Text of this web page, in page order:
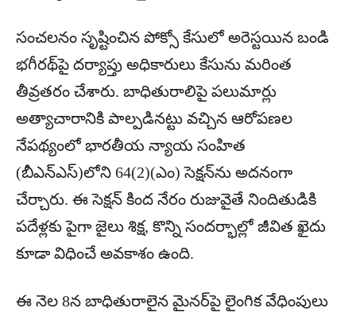
సంచలనం సృష్టించిన పోక్సో కేసులో అరెస్టయిన బండి
భగీరథ్‌పై దర్యాప్తు అధికారులు కేసును మరింత
తీవ్రతరం చేశారు. బాధితురాలిపై పలుమార్లు
అత్యాచారానికి పాల్పడినట్టు వచ్చిన ఆరోపణల
నేపథ్యంలో భారతీయ న్యాయ సంహిత
(బీఎన్ఎస్‌)లోని 64(2)(ఎం) సెక్షన్‌ను అదనంగా
చేర్చారు. ఈ సెక్షన్ కింద నేరం రుజువైతే నిందితుడికి
పదేళ్లకు పైగా జైలు శిక్ష, కొన్ని సందర్భాల్లో జీవిత ఖైదు
కూడా విధించే అవకాశం ఉంది.
ఈ నెల 8న బాధితురాలైన మైనర్‌పై లైంగిక వేధింపులు